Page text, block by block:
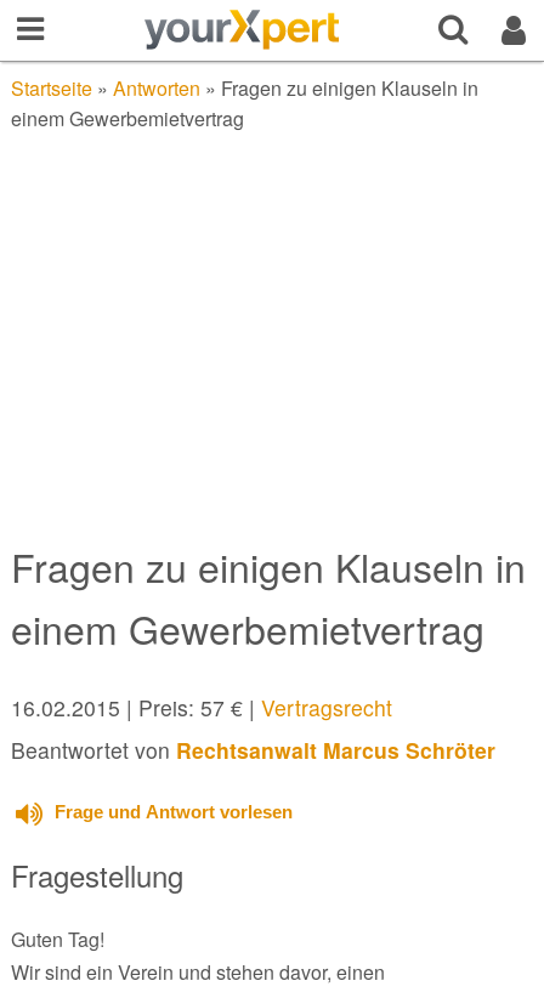
Startseite» Antworten » Fragen zu einigen Klauseln in
einem Gewerbemietvertrag
Fragen zu einigen Klauseln in
einem Gewerbemietvertrag
16.02.2015 | Preis: 57 € | Vertragsrecht
Beantwortet von Rechtsanwalt Marcus Schröter
Frage und Antwort vorlesen
Fragestellung
Guten Tag!
Wir sind ein Verein und stehen davor, einen